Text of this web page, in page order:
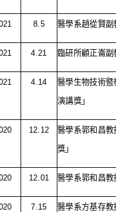
8.5 醫學系趙從賢
4.21 臨研所顧正崙
4.14 醫學生物技術
演講獎」
12.12 醫學系郭和昌教
獎」
12.01 醫學系郭和昌教
7.15 醫學系方基存